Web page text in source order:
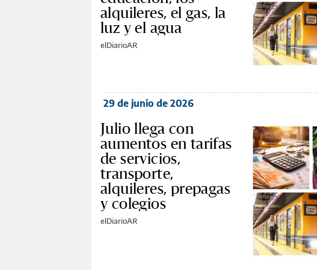
alquileres, el gas, la
luz y el agua
elDiarioAR
29 de junio de 2026
Julio llega con
aumentos en tarifas
de servicios,
transporte,
alquileres, prepagas
y colegios
elDiarioAR